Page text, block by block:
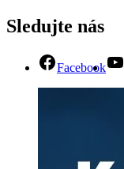
Sledujte nás
Facebook